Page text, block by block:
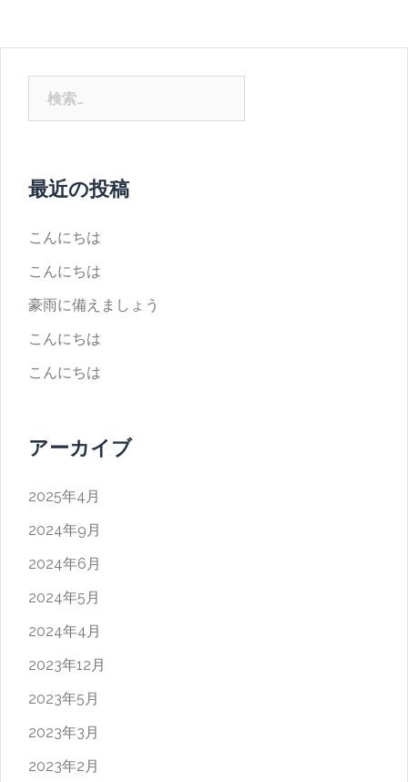
最近の投稿
こんにちは
こんにちは
豪雨に備えましょう
こんにちは
こんにちは
アーカイブ
2025年4月
2024年9月
2024年6月
2024年5月
2024年4月
2023年12月
2023年5月
2023年3月
2023年2月